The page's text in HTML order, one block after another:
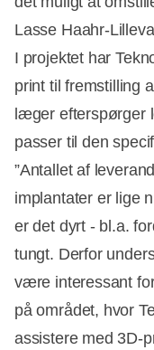
Lasse Haahr-
I projektet har
print til fremstilling
læger efterspørger
passer til den
”Antallet af
implantater er lige
er det dyrt - bl.a.
tungt. Derfor
være interessant
på området, hvor
assistere med 3D-